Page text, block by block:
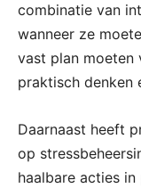
combinatie van
wanneer ze
vast plan moeten
praktisch denken
Daarnaast heeft
op
haalbare acties